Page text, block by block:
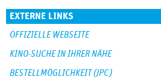
EXTERNE LINKS
OFFIZIELLE WEBSEITE
KINO-SUCHE IN IHRER NÄHE
BESTELLMÖGLICHKEIT (JPC)